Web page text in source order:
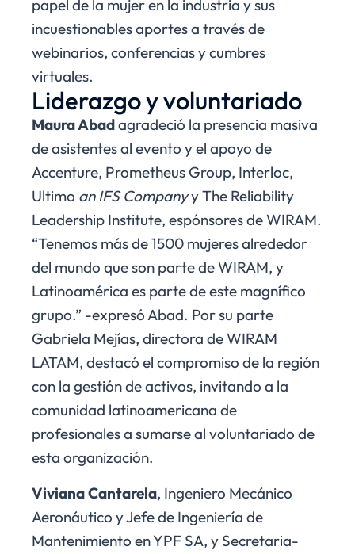
papel de la mujer en la industria y sus
incuestionables aportes a través de
webinarios, conferencias y cumbres
virtuales.
Liderazgo y voluntariado
Maura Abadagradeció la presencia masiva
de asistentes al evento y el apoyo de
Accenture, Prometheus Group, Interloc,
Ultimo an IFS Companyy The Reliability
Leadership Institute, espónsores de WIRAM.
“Tenemos más de 1500 mujeres alrededor
del mundo que son parte de WIRAM, y
Latinoamérica es parte de este magnífico
grupo.” -expresó Abad. Por su parte
Gabriela Mejías, directora de WIRAM
LATAM, destacó el compromiso de la región
con la gestión de activos, invitando a la
comunidad latinoamericana de
profesionales a sumarse al voluntariado de
esta organización.
Viviana Cantarela, Ingeniero Mecánico
Aeronáutico y Jefe de Ingeniería de
Mantenimiento en YPF SA, y Secretaria-